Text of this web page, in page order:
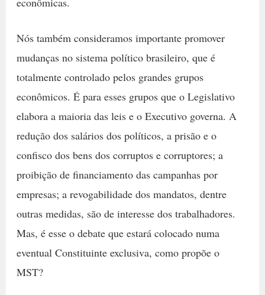
Nós também consideramos importante promover
mudanças no sistema político brasileiro, que é
totalmente controlado pelos grandes grupos
econômicos. É para esses grupos que o Legislativo
elabora a maioria das leis e o Executivo governa. A
redução dos salários dos políticos, a prisão e o
confisco dos bens dos corruptos e corruptores; a
proibição de financiamento das campanhas por
empresas; a revogabilidade dos mandatos, dentre
outras medidas, são de interesse dos trabalhadores.
Mas, é esse o debate que estará colocado numa
eventual Constituinte exclusiva, como propõe o
MST?